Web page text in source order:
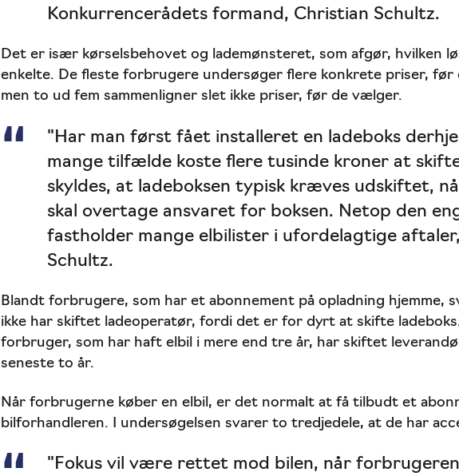
Konkurrencerådets formand, Christian Schultz.
Det er især kørselsbehovet og lademønsteret, som afgør, hvilken
enkelte. De fleste forbrugere undersøger flere konkrete priser, før
men to ud fem sammenligner slet ikke priser, før de vælger.
"Har man først fået installeret en ladeboks
mange tilfælde koste flere tusinde kroner at
skyldes, at ladeboksen typisk kræves udskiftet,
skal overtage ansvaret for boksen. Netop den
fastholder mange elbilister i ufordelagtige
Schultz.
Blandt forbrugere, som har et abonnement på opladning hjemme,
ikke har skiftet ladeoperatør, fordi det er for dyrt at skifte
forbruger, som har haft elbil i mere end tre år, har skiftet
seneste to år.
Når forbrugerne køber en elbil, er det normalt at få tilbudt et
bilforhandleren. I undersøgelsen svarer to tredjedele, at de har
"Fokus vil være rettet mod bilen, når